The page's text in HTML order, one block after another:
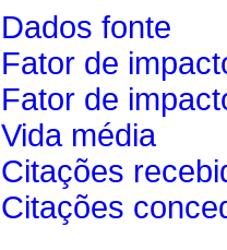
Dados fonte
Fator de
Fator de
Vida média
Citações
Citações